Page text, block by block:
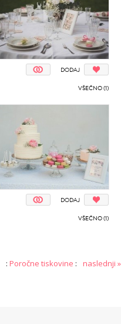
DODAJ
VŠEČNO (1)
DODAJ
VŠEČNO (1)
: Poročne tiskovine : naslednji »